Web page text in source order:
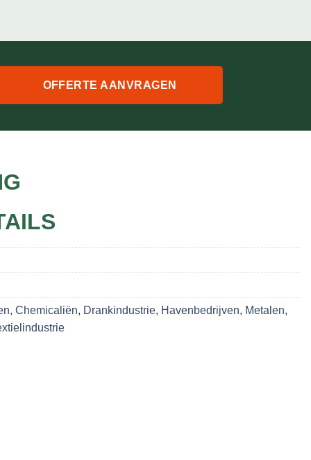
OFFERTE AANVRAGEN
, Chemicaliën, Drankindustrie, Havenbedrijven, Metalen,